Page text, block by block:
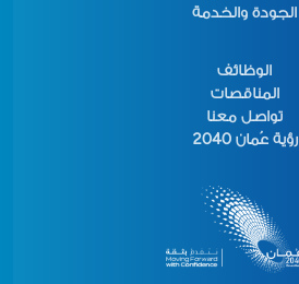
الجودة والخدمة
الوظائف
المناقصات
تواصل معنا
رؤية عُمان 2040